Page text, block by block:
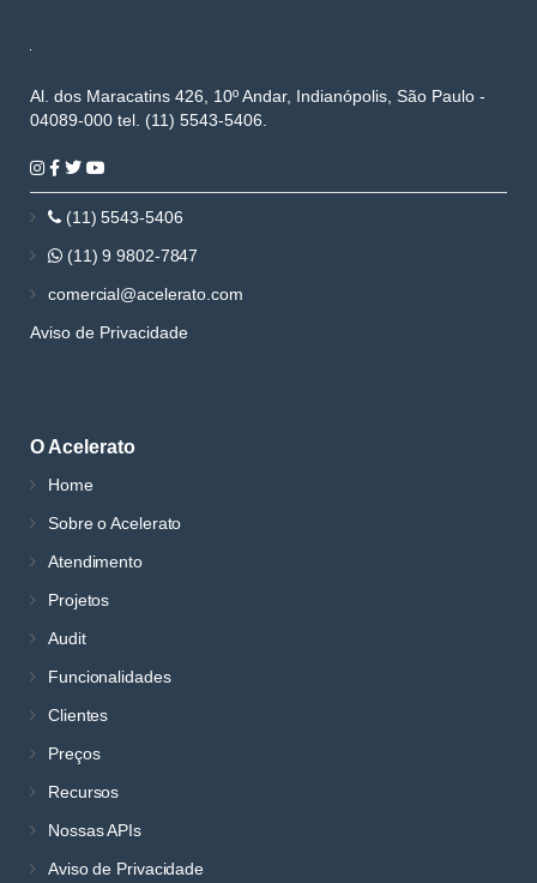
Al. dos Maracatins 426, 10º Andar, Indianópolis, São Paulo -
04089-000 tel. (11) 5543-5406.
(11) 5543-5406
(11) 9 9802-7847
comercial@acelerato.com
Aviso de Privacidade
O Acelerato
Home
Sobre o Acelerato
Atendimento
Projetos
Audit
Funcionalidades
Clientes
Preços
Recursos
Nossas APIs
Aviso de Privacidade